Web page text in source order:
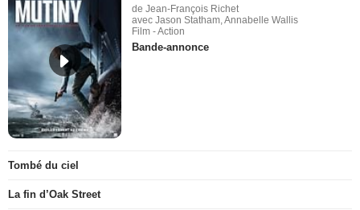
de Jean-François Richet
avec Jason Statham, Annabelle Wallis
Film - Action
Bande-annonce
Tombé du ciel
La fin d’Oak Street